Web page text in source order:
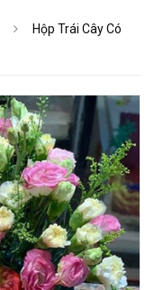
Hộp Trái Cây Có